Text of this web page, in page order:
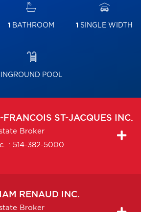
1 BATHROOM 1 SINGLE WIDTH
INGROUND POOL
FRANCOIS ST-JACQUES INC.
Broker
: 514-382-5000
RENAUD INC.
Broker